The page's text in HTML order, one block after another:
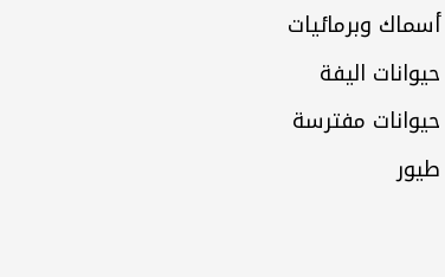
أسماك وبرمائيات
حيوانات اليفة
حيوانات مفترسة
طيور